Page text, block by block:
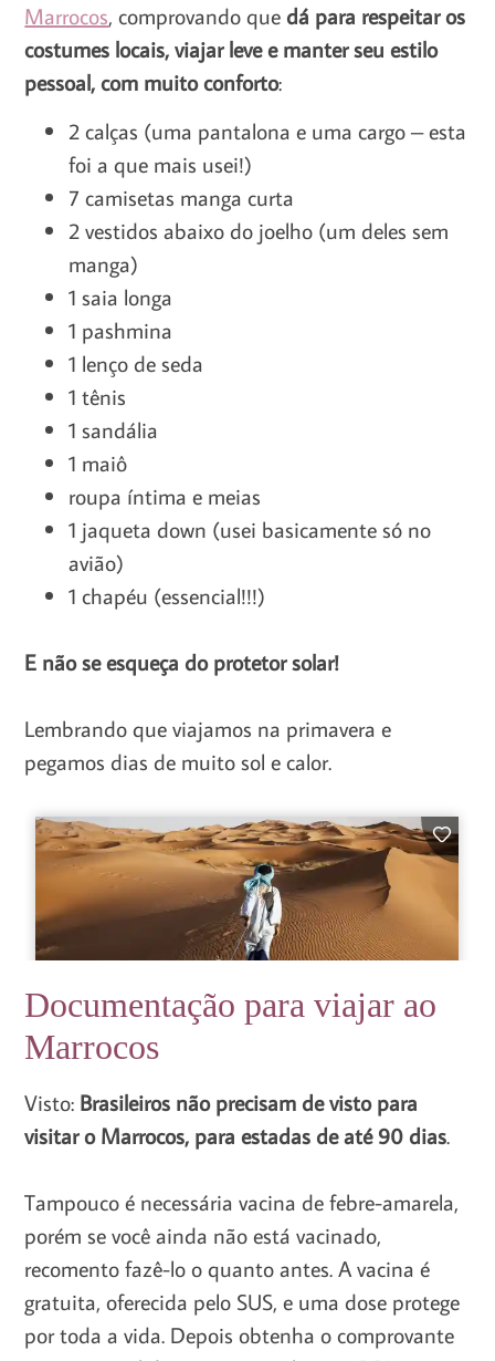
Marrocos, comprovando que dá para respeitar os
costumes locais, viajar leve e manter seu estilo
pessoal, com muito conforto:
2 calças (uma pantalona e uma cargo – esta
foi a que mais usei!)
7 camisetas manga curta
2 vestidos abaixo do joelho (um deles sem
manga)
1 saia longa
1 pashmina
1 lenço de seda
1 tênis
1 sandália
1 maiô
roupa íntima e meias
1 jaqueta down (usei basicamente só no
avião)
1 chapéu (essencial!!!)
E não se esqueça do protetor solar!
Lembrando que viajamos na primavera e
pegamos dias de muito sol e calor.
Documentação para viajar ao
Marrocos
Visto: Brasileiros não precisam de visto para
visitar o Marrocos, para estadas de até 90 dias.
Tampouco é necessária vacina de febre-amarela,
porém se você ainda não está vacinado,
recomento fazê-lo o quanto antes. A vacina é
gratuita, oferecida pelo SUS, e uma dose protege
por toda a vida. Depois obtenha o comprovante